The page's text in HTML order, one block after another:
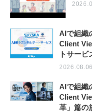
AIで組織
Client
トサービ
AIで組織
Client
革」篇の